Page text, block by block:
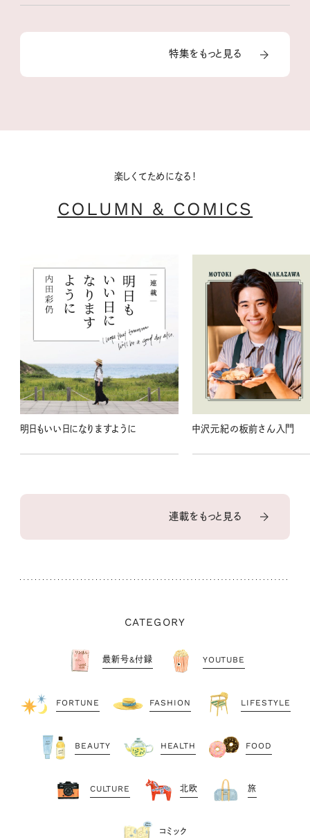
特集をもっと見る
楽しくてためになる！
COLUMN & COMICS
明日もいい日になりますように 中沢元紀の板前さん入門
連載をもっと見る
CATEGORY
最新号&付録 YOUTUBE
FORTUNE FASHION LIFESTYLE
BEAUTY HEALTH FOOD
CULTURE 北欧 旅
コミック